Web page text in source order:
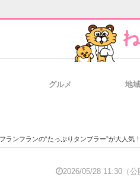
グルメ 地域
ンの“たっぷりタンブラー”が大人気！ 「色も形も大きさも丁
2026/05/28 11:30（公